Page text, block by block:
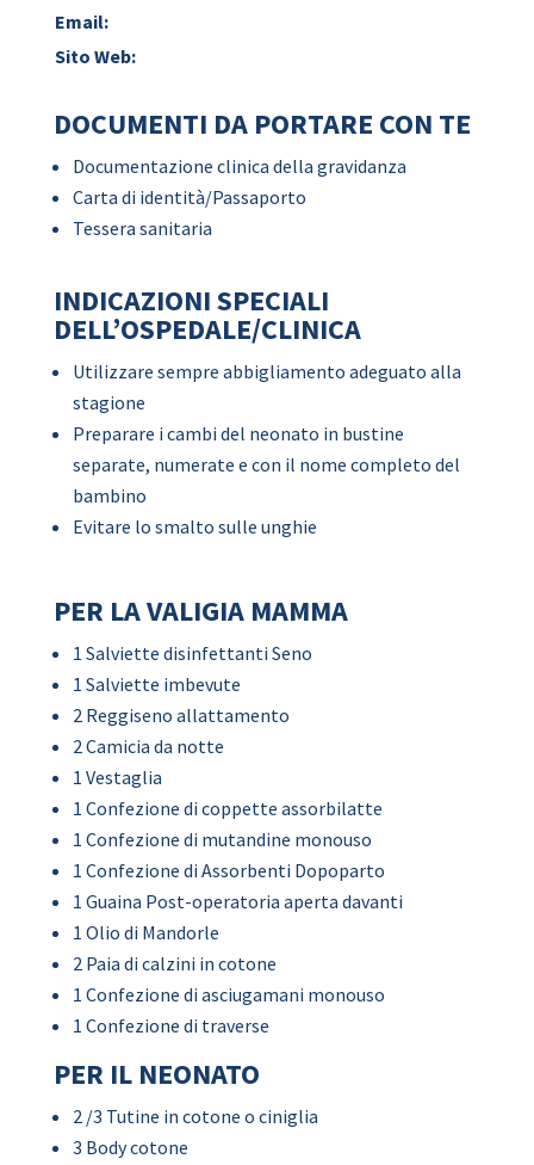
Email:
Sito Web:
DOCUMENTI DA PORTARE CON TE
Documentazione clinica della gravidanza
Carta di identità/Passaporto
Tessera sanitaria
INDICAZIONI SPECIALI
DELL’OSPEDALE/CLINICA
Utilizzare sempre abbigliamento adeguato alla
stagione
Preparare i cambi del neonato in bustine
separate, numerate e con il nome completo del
bambino
Evitare lo smalto sulle unghie
PER LA VALIGIA MAMMA
1 Salviette disinfettanti Seno
1 Salviette imbevute
2 Reggiseno allattamento
2 Camicia da notte
1 Vestaglia
1 Confezione di coppette assorbilatte
1 Confezione di mutandine monouso
1 Confezione di Assorbenti Dopoparto
1 Guaina Post-operatoria aperta davanti
1 Olio di Mandorle
2 Paia di calzini in cotone
1 Confezione di asciugamani monouso
1 Confezione di traverse
PER IL NEONATO
2 /3 Tutine in cotone o ciniglia
3 Body cotone